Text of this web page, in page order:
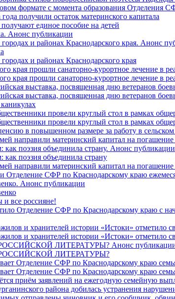
формате с момента образования Отделения
получили остаток материнского капитала
единое пособие на детей
Анонс публикации
и районах Краснодарского края. Анонс
и районах Краснодарского края
края прошли санаторно-курортное лечение в
края прошли санаторно-курортное лечение в
выставка, посвященная дню ветеранов
выставка, посвященная дню ветеранов
провели круглый стол в рамках
провели круглый стол в рамках
в повышенном размере за работу в сельском
направили материнский капитал на
как поэзия объединила страну. Анонс публикации
поэзия объединила страну
направили материнский капитал на
Отделение СФР по Краснодарскому краю
Анонс публикации
все россияне!
Отделение СФР по Краснодарскому краю с
и хранителей истории «Истоки» отметило
и хранителей истории «Истоки» отметило
ЛИТЕРАТУРЫ? Анонс
ЛИТЕРАТУРЫ?
Отделение СФР по Краснодарскому краю
Отделение СФР по Краснодарскому краю
приём заявлений на ежегодную семейную
района добилась устранения